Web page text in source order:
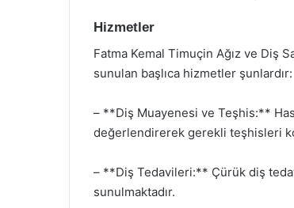
Hizmetler
Fatma Kemal Timuçin Ağız ve Diş
sunulan başlıca hizmetler şunlardır:
– **Diş Muayenesi ve Teşhis:**
değerlendirerek gerekli teşhisleri
– **Diş Tedavileri:** Çürük diş
sunulmaktadır.